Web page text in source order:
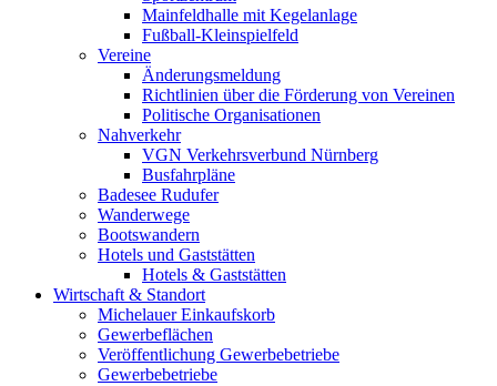
Mainfeldhalle mit Kegelanlage
Fußball-Kleinspielfeld
Vereine
Änderungsmeldung
Richtlinien über die Förderung von Vereinen
Politische Organisationen
Nahverkehr
VGN Verkehrsverbund Nürnberg
Busfahrpläne
Badesee Rudufer
Wanderwege
Bootswandern
Hotels und Gaststätten
Hotels & Gaststätten
Wirtschaft & Standort
Michelauer Einkaufskorb
Gewerbeflächen
Veröffentlichung Gewerbebetriebe
Gewerbebetriebe